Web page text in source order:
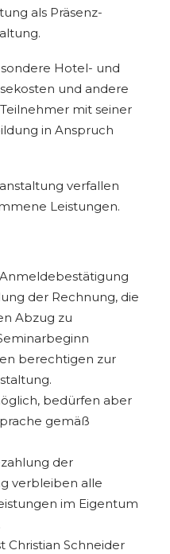
als Präsenz-
Hotel- und
und andere
mit seiner
in Anspruch
verfallen
Leistungen.
der Rechnung, die
Abzug zu
berechtigen zur
bedürfen aber
gemäß
der
verbleiben alle
im Eigentum
Christian Schneider